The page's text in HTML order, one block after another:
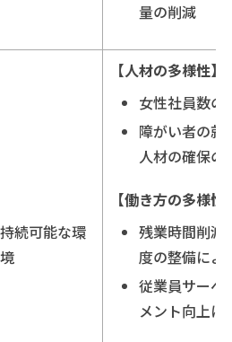
量の削減
持続可能な環
境
【人材の多様性】
女性社員数の
障がい者の就
人材の確保の
【働き方の多様性
残業時間削減
度の整備によ
従業員サーベ
メント向上に